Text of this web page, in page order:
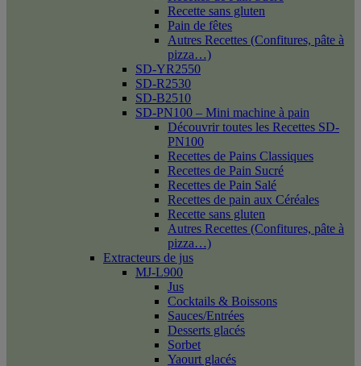
Recette sans gluten
Pain de fêtes
Autres Recettes (Confitures, pâte à
pizza…)
SD-YR2550
SD-R2530
SD-B2510
SD-PN100 – Mini machine à pain
Découvrir toutes les Recettes SD-
PN100
Recettes de Pains Classiques
Recettes de Pain Sucré
Recettes de Pain Salé
Recettes de pain aux Céréales
Recette sans gluten
Autres Recettes (Confitures, pâte à
pizza…)
Extracteurs de jus
MJ-L900
Jus
Cocktails & Boissons
Sauces/Entrées
Desserts glacés
Sorbet
Yaourt glacés